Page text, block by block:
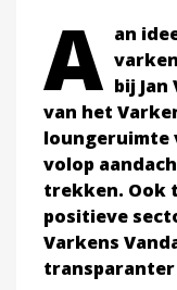
A an
bij
van het
loungeruimte
volop
trekken. Ook
positieve
Varkens
transparanter